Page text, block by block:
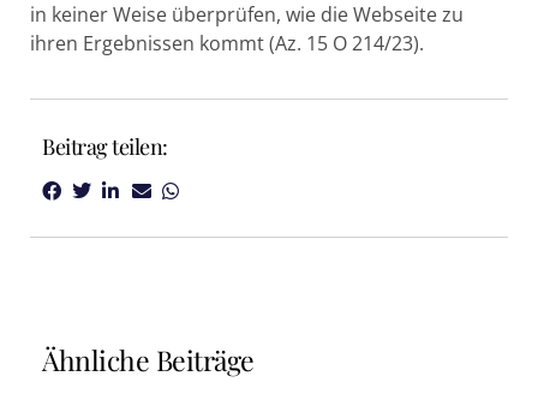
in keiner Weise überprüfen, wie die Webseite zu
ihren Ergebnissen kommt (Az. 15 O 214/23).
Beitrag teilen:
Ähnliche Beiträge